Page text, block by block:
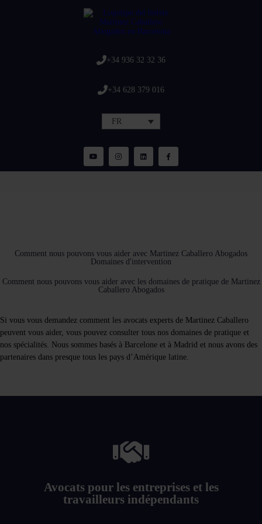
+34 936 32 32 36
+34 628 379 016
FR
Comment nous pouvons vous aider avec Martinez Caballero Abogados
Domaines d'intervention
Comment nous pouvons vous aider avec les domaines de pratique de Martinez
Caballero Abogados
Si vous vous demandez comment les avocats experts de Martinez Caballero
peuvent vous aider, vous pouvez consulter tous nos domaines de pratique et
nos spécialités. Nous sommes basés à Barcelone et à Madrid et nous avons des
partenaires dans presque tous les pays d’Amérique latine.
Avocats pour les entreprises et les
travailleurs indépendants
Cabinet d'avocats à Barcelone, experts en matière de fiscalité et
d'impôts pour les entreprises, les freelances et les entrepreneurs.
Lire la suite